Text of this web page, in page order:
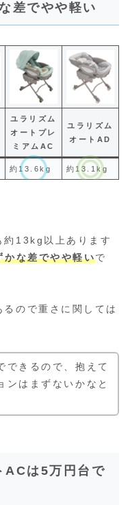
差でやや軽い
ユラリズム
オートプレ
ミアムAC
ユラリズム
オートAD
約13.6kg 約13.1kg
約13kg以上あります
な差でやや軽いで
ので重さに関しては
できるので、抱えて
ンはまずないかなと
は5万円台で